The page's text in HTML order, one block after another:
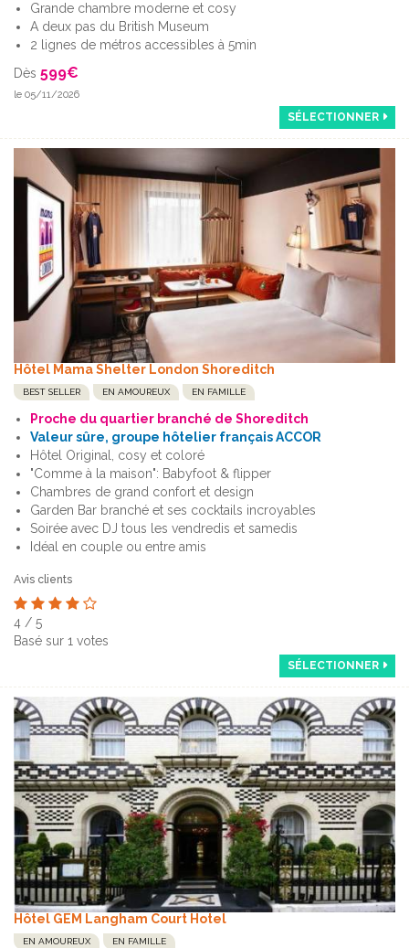
Grande chambre moderne et cosy
A deux pas du British Museum
2 lignes de métros accessibles à 5min
Dès 599€
le 05/11/2026
SÉLECTIONNER
Hôtel Mama Shelter London Shoreditch
BEST SELLER EN AMOUREUX EN FAMILLE
Proche du quartier branché de Shoreditch
Valeur sûre, groupe hôtelier français ACCOR
Hôtel Original, cosy et coloré
"Comme à la maison": Babyfoot & flipper
Chambres de grand confort et design
Garden Bar branché et ses cocktails incroyables
Soirée avec DJ tous les vendredis et samedis
Idéal en couple ou entre amis
Avis clients
4 / 5
Basé sur 1 votes
SÉLECTIONNER
Hôtel GEM Langham Court Hotel
EN AMOUREUX EN FAMILLE